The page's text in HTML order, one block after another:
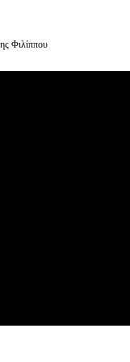
Φιλίππου